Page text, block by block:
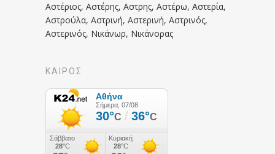
Αστέριος, Αστέρης, Αστρης, Αστέρω, Αστερία,
Αστρούλα, Αστρινή, Αστερινή, Αστρινός,
Αστερινός, Νικάνωρ, Νικάνορας
ΚΑΙΡΟΣ